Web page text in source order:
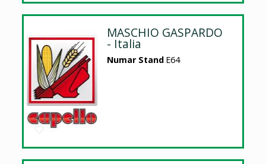
MASCHIO GASPARDO
- Italia
Numar Stand E64